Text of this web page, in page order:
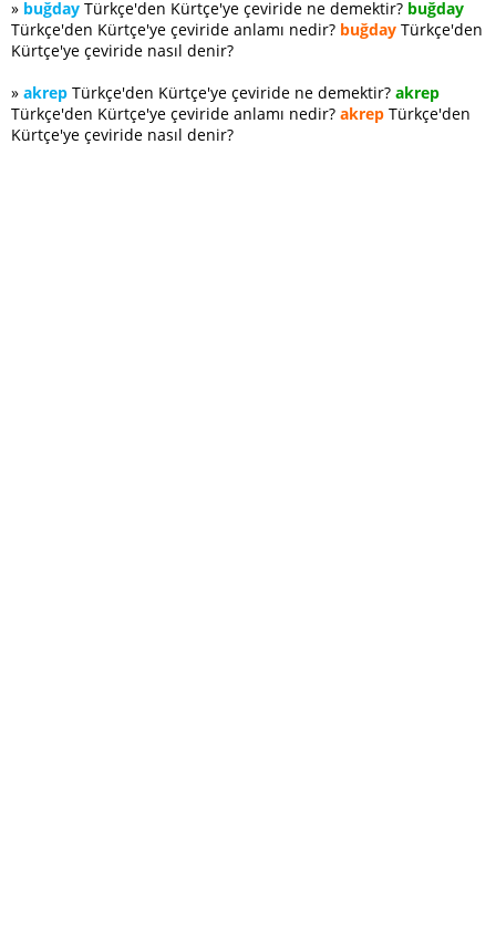
» buğday Türkçe'den Kürtçe'ye çeviride ne demektir? buğday
Türkçe'den Kürtçe'ye çeviride anlamı nedir? buğday Türkçe'den
Kürtçe'ye çeviride nasıl denir?
» akrep Türkçe'den Kürtçe'ye çeviride ne demektir? akrep
Türkçe'den Kürtçe'ye çeviride anlamı nedir? akrep Türkçe'den
Kürtçe'ye çeviride nasıl denir?